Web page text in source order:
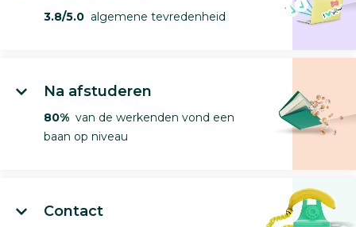
3.8/5.0 algemene tevredenheid
Na afstuderen
80% van de werkenden vond een
baan op niveau
Contact